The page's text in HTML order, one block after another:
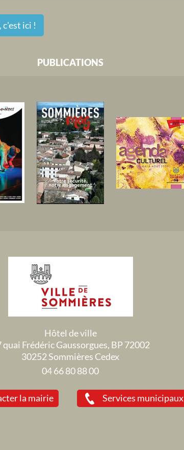
c'est ici !
PUBLICATIONS
Hôtel de ville
quai Frédéric Gaussorgues, BP 72002
30252 Sommières Cedex
04 66 80 88 00
la mairie Services municipaux